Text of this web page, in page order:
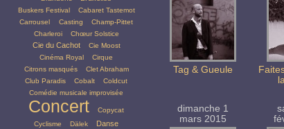
Buskers Festival
Cabaret Tastemot
Carrousel
Casting
Champ-Pittet
Charleroi
Chœur Solstice
Cie du Cachot
Cie Moost
Cinéma Royal
Cirque
Citrons masqués
Clet Abraham
Club Paradis
Cobalt
Coldcut
Comédie musicale improvisée
Concert
Copycat
Cyclisme
Dälek Danse
Tag & Gueule
dimanche 1
mars 2015